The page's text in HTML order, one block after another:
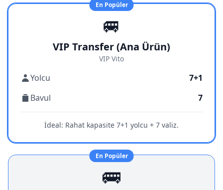
En Popüler
🚐
VIP Transfer (Ana Ürün)
VIP Vito
Yolcu
7+1
Bavul
7
İdeal: Rahat kapasite 7+1 yolcu + 7 valiz.
En Popüler
🚌